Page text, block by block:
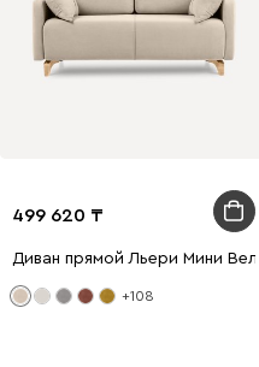
499 620
Диван прямой Льери Мини
+108